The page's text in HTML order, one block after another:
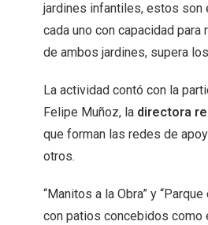
jardines infantiles, estos son
cada uno con capacidad
de ambos jardines, supera
La actividad contó con la
Felipe Muñoz, la directora
que forman las redes de
otros.
“Manitos a la Obra” y
con patios concebidos como